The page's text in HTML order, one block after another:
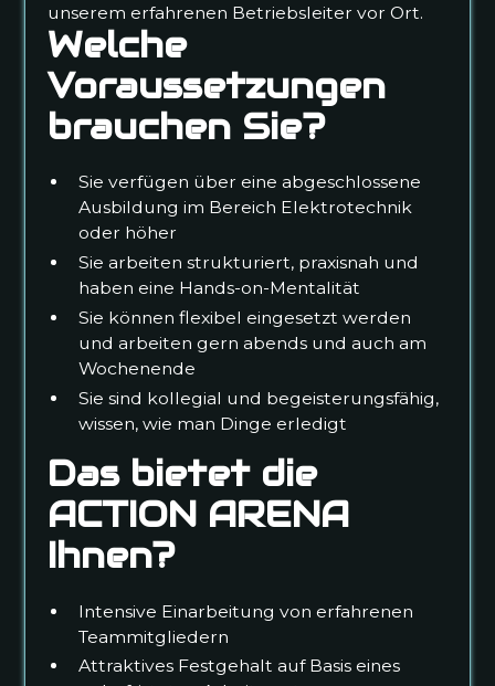
unserem erfahrenen Betriebsleiter vor Ort.
Welche
Voraussetzungen
brauchen Sie?
Sie verfügen über eine abgeschlossene
Ausbildung im Bereich Elektrotechnik
oder höher
Sie arbeiten strukturiert, praxisnah und
haben eine Hands-on-Mentalität
Sie können flexibel eingesetzt werden
und arbeiten gern abends und auch am
Wochenende
Sie sind kollegial und begeisterungsfähig,
wissen, wie man Dinge erledigt
Das bietet die
ACTION ARENA
Ihnen?
Intensive Einarbeitung von erfahrenen
Teammitgliedern
Attraktives Festgehalt auf Basis eines